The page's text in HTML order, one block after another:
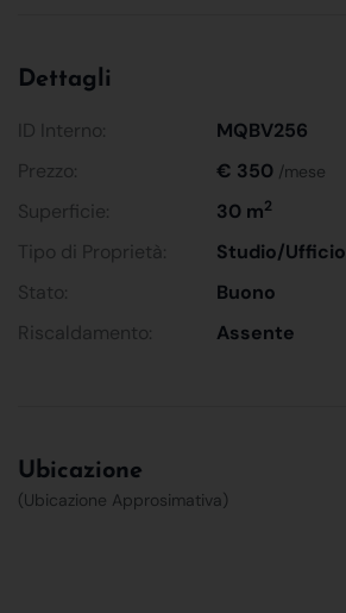
Dettagli
ID Interno:
MQBV256
Prezzo:
€ 350 /mese
Superficie: 30 m2
Tipo di Proprietà:
Studio/Ufficio
Stato:
Buono
Riscaldamento:
Assente
Ubicazione
(Ubicazione Approsimativa)